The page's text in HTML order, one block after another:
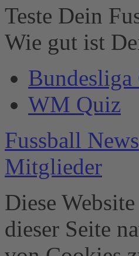
Liste der
verwendeten
hinzuzufügen.
Usercentrics
Consent
Management
Platform&
Teste Dein
Wie gut ist
Bundesliga
WM Quiz
Fussball News
Mitglieder
Diese
dieser Seite